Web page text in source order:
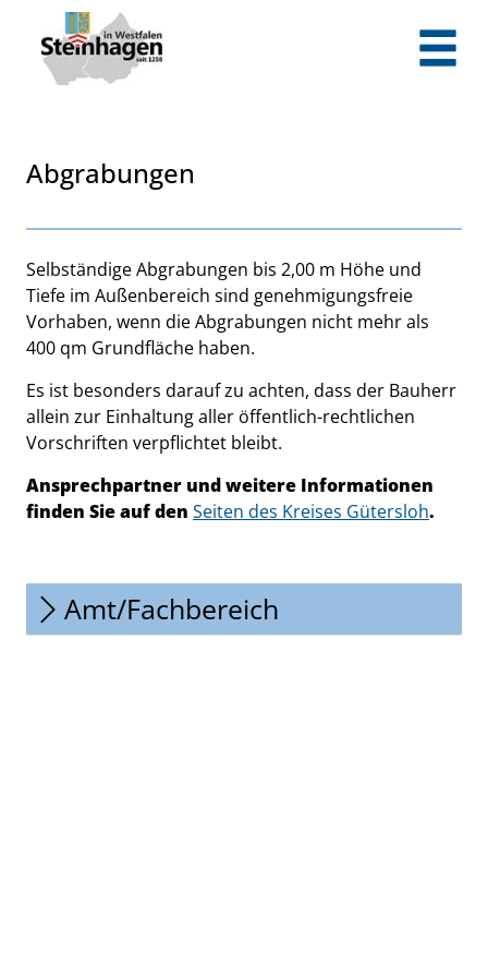
Zum Hauptinhalt springen
Zum Header
Zum Hauptinhalt
Zum Footer
Abgrabungen
Beschreibung
Selbständige Abgrabungen bis 2,00 m Höhe und
Tiefe im Außenbereich sind genehmigungsfreie
Vorhaben, wenn die Abgrabungen nicht mehr als
400 qm Grundfläche haben.
Es ist besonders darauf zu achten, dass der Bauherr
allein zur Einhaltung aller öffentlich-rechtlichen
Vorschriften verpflichtet bleibt.
Ansprechpartner und weitere Informationen
finden Sie auf den Seiten des Kreises Gütersloh.
Amt/Fachbereich